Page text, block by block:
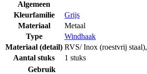
Algemeen
Kleurfamilie
Grijs
Materiaal
Metaal
Type
Windhaak
Materiaal (detail) RVS/ Inox (roestvrij staal),
Aantal stuks
1 stuks
Gebruik